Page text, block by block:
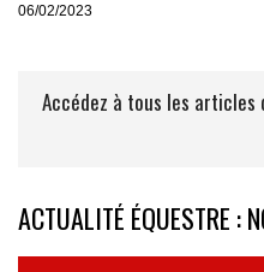
06/02/2023
Accédez à tous les articles
ACTUALITÉ ÉQUESTRE :